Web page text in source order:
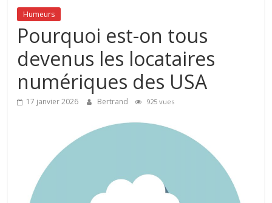
belge
connecté
Humeurs
Pourquoi est-on tous
devenus les locataires
numériques des USA
17 janvier 2026 Bertrand 925 vues